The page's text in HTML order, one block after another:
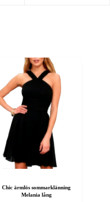
Chic ärmlös sommarklänning
Melania lång